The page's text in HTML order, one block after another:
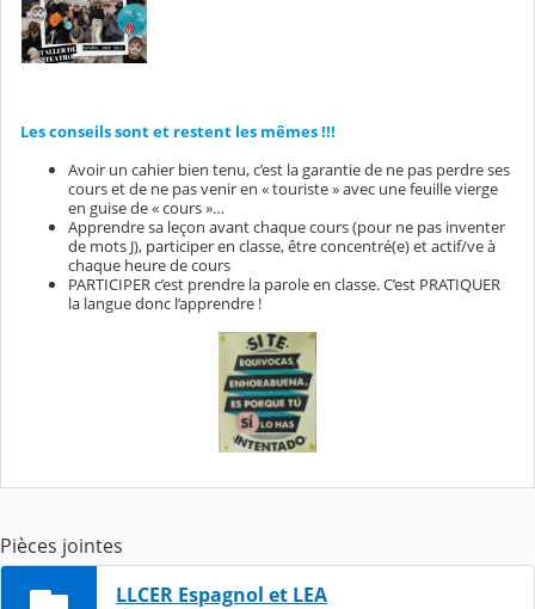
Les conseils sont et restent les mêmes !!!
Avoir un cahier bien tenu, c’est la garantie de ne pas perdre ses
cours et de ne pas venir en « touriste » avec une feuille vierge
en guise de « cours »…
Apprendre sa leçon avant chaque cours (pour ne pas inventer
de mots J), participer en classe, être concentré(e) et actif/ve à
chaque heure de cours
PARTICIPER c’est prendre la parole en classe. C’est PRATIQUER
la langue donc l’apprendre !
Pièces jointes
LLCER Espagnol et LEA